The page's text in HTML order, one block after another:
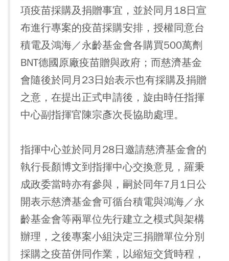
項疫苗採購及捐贈事宜，並於同月18日宣
布進行專案的疫苗採購安排，授權同意台
積電及鴻海／永齡基金會各購買500萬劑
BNT德國原廠疫苗贈與政府；而慈濟基金
會隨後於同月23日始表示也有採購及捐贈
之意，在提出正式申請後，旋由時任指揮
中心副指揮官陳宗彥次長協助處理。
指揮中心並於同月28日邀請慈濟基金會的
執行長顏博文到指揮中心交換意見，羅秉
成政委當時亦有參與，嗣於同年7月1日公
開表示慈濟基金會可循台積電與鴻海／永
齡基金會等兩單位先行建立之模式與架構
辦理，之後專案小組決定三捐贈單位分別
採購之疫苗併同作業，以縮短交貨時程，